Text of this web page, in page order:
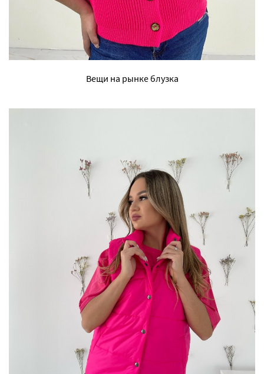
Вещи на рынке блузка